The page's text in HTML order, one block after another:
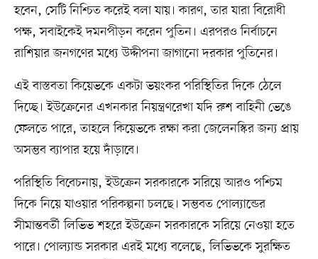
হবেন, সেটি নিশ্চিত করেই বলা যায়। কারণ, তার যারা বিরোধী
পক্ষ, সবাইকেই দমনপীড়ন করেন পুতিন। এরপরও নির্বাচনে
রাশিয়ার জনগণের মধ্যে উদ্দীপনা জাগানো দরকার পুতিনের।
এই বাস্তবতা কিয়েভকে একটা ভয়ংকর পরিস্থিতির দিকে ঠেলে
দিচ্ছে। ইউক্রেনের এখনকার নিয়ন্ত্রণরেখা যদি রুশ বাহিনী ভেঙে
ফেলতে পারে, তাহলে কিয়েভকে রক্ষা করা জেলেনস্কির জন্য প্রায়
অসম্ভব ব্যাপার হয়ে দাঁড়াবে।
পরিস্থিতি বিবেচনায়, ইউক্রেন সরকারকে সরিয়ে আরও পশ্চিম
দিকে নিয়ে যাওয়ার পরিকল্পনা চলছে। সম্ভবত পোল্যান্ডের
সীমান্তবর্তী লিভিভ শহরে ইউক্রেন সরকারকে সরিয়ে নেওয়া হতে
পারে। পোল্যান্ড সরকার এরই মধ্যে বলেছে, লিভিভকে সুরক্ষিত